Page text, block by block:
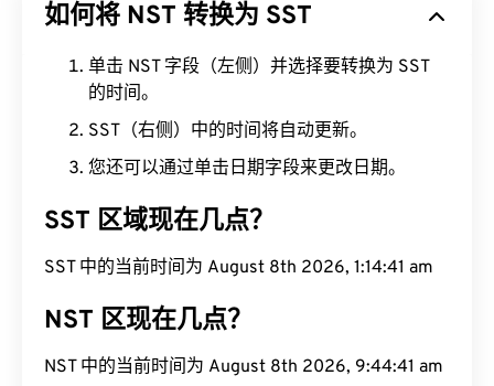
如何将 NST 转换为 SST
单击 NST 字段（左侧）并选择要转换为 SST
的时间。
SST（右侧）中的时间将自动更新。
您还可以通过单击日期字段来更改日期。
SST 区域现在几点？
SST 中的当前时间为 August 8th 2026, 1:14:42 am
NST 区现在几点？
NST 中的当前时间为 August 8th 2026, 9:44:42 am